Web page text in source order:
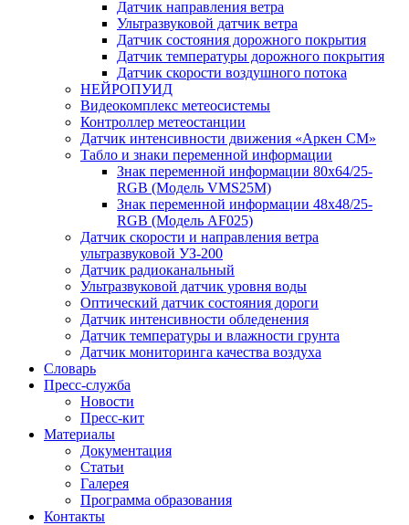
Датчик направления ветра
Ультразвуковой датчик ветра
Датчик состояния дорожного покрытия
Датчик температуры дорожного покрытия
Датчик скорости воздушного потока
НЕЙРОПУИД
Видеокомплекс метеосистемы
Контроллер метеостанции
Датчик интенсивности движения «Аркен СМ»
Табло и знаки переменной информации
Знак переменной информации 80х64/25-
RGB (Модель VMS25M)
Знак переменной информации 48х48/25-
RGB (Модель АF025)
Датчик скорости и направления ветра
ультразвуковой УЗ-200
Датчик радиоканальный
Ультразвуковой датчик уровня воды
Оптический датчик состояния дороги
Датчик интенсивности обледенения
Датчик температуры и влажности грунта
Датчик мониторинга качества воздуха
Словарь
Пресс-служба
Новости
Пресс-кит
Материалы
Документация
Статьи
Галерея
Программа образования
Контакты